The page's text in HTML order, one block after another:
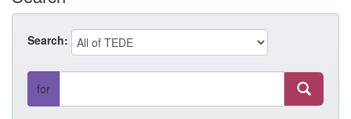
Search:
for